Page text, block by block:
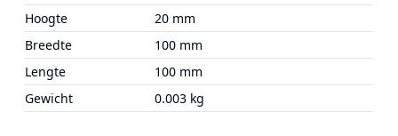
Hoogte
20 mm
Breedte
100 mm
Lengte
100 mm
Gewicht
0.003 kg